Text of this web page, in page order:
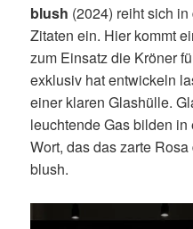
blush (2024) reiht sich
Zitaten ein. Hier kommt
zum Einsatz die Kröner
exklusiv hat entwickeln
einer klaren Glashülle.
leuchtende Gas bilden
Wort, das das zarte
blush.